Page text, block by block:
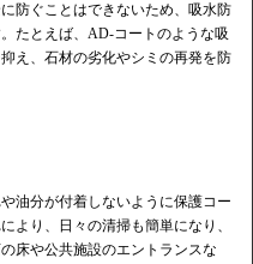
防ぐことはできないため、吸水防
たとえば、AD-コートのような吸
え、石材の劣化やシミの再発を防
油分が付着しないように保護コー
より、日々の清掃も簡単になり、
床や公共施設のエントランスな